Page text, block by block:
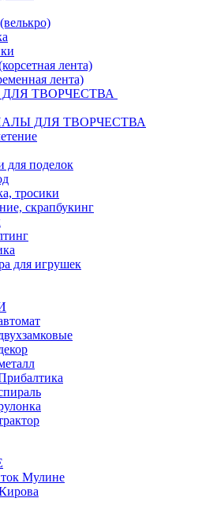
лента)
лента)
ТВОРЧЕСТВА
ДЛЯ ТВОРЧЕСТВА
для поделок
тросики
скрапбукинг
для игрушек
Мулине